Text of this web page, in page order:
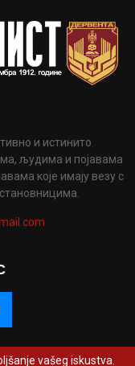
и истинито
људима и појавама
које имају везу с
vašeg iskustva.